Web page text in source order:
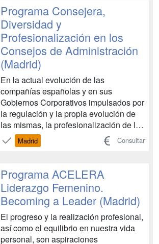
multidisciplinar, fortaleciendo los
conceptos de compromiso, esfuerzo y
res...
Programa Consejera,
Diversidad y
Profesionalización en los
Consejos de Administración
(Madrid)
En la actual evolución de las
compañías españolas y en sus
Gobiernos Corporativos impulsados por
la regulación y la propia evolución de
las mismas, la profesionalización de los
Consejos de Administración es ya una
realidad, por lo que el cambio de los
se les exige cada día más implicación y
responsabilidades, h...
Madrid Consultar
Programa ACELERA
Liderazgo Femenino.
Becoming a Leader (Madrid)
El progreso y la realización profesional,
así como el equilibrio en nuestra vida
personal, son aspiraciones